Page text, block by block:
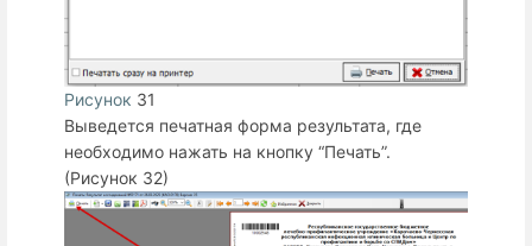
Рисунок 31
Выведется печатная форма результата, где
необходимо нажать на кнопку “Печать”.
(Рисунок 32)